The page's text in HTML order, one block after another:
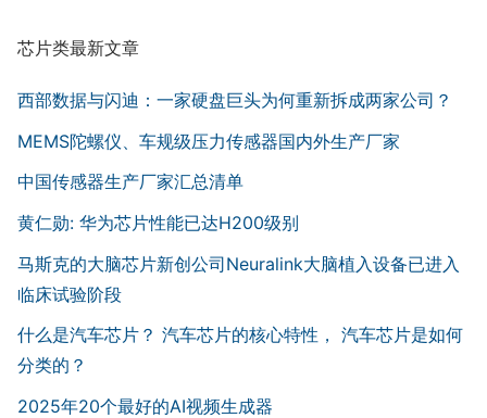
芯片类最新文章
西部数据与闪迪：一家硬盘巨头为何重新拆成两家公司？
MEMS陀螺仪、车规级压力传感器国内外生产厂家
中国传感器生产厂家汇总清单
黄仁勋: 华为芯片性能已达H200级别
马斯克的大脑芯片新创公司Neuralink大脑植入设备已进入
临床试验阶段
什么是汽车芯片？ 汽车芯片的核心特性， 汽车芯片是如何
分类的？
2025年20个最好的AI视频生成器